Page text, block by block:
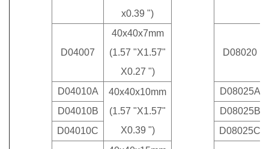
x0.39 ")
D04007
40x40x7mm
(1.57 "X1.57"
X0.27 ")
D08020
D04010A
40x40x10mm
(1.57 "X1.57"
X0.39 ")
D08025A
D04010B
D08025B
D04010C
D08025C